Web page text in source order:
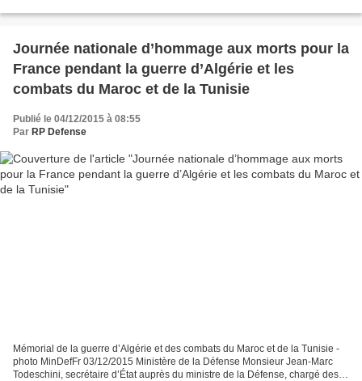
Journée nationale d’hommage aux morts pour la
France pendant la guerre d’Algérie et les
combats du Maroc et de la Tunisie
Publié le 04/12/2015 à 08:55
Par RP Defense
Mémorial de la guerre d’Algérie et des combats du Maroc et de la Tunisie -
photo MinDefFr 03/12/2015 Ministère de la Défense Monsieur Jean-Marc
Todeschini, secrétaire d’État auprès du ministre de la Défense, chargé des